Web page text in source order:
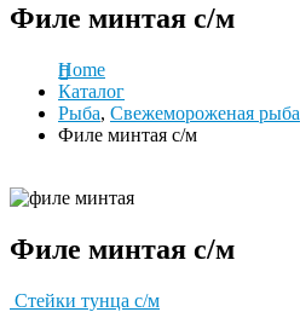
Филе минтая с/м
Home
Каталог
Рыба, Свежемороженая рыба
Филе минтая с/м
Филе минтая с/м
Стейки тунца с/м